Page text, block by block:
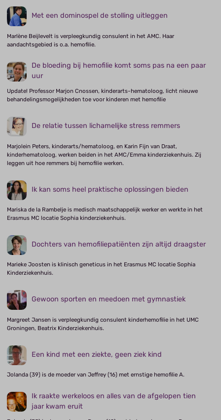
Met een dominospel de stolling uitleggen
Marlène Beijlevelt is verpleegkundig consulent in het AMC. Haar
aandachtsgebied is o.a. hemofilie.
De bloeding bij hemofilie komt soms pas na een paar
uur
Update! Professor Marjon Cnossen, kinderarts-hematoloog, licht nieuwe
behandelingsmogelijkheden toe voor kinderen met hemofilie
De relatie tussen lichamelijke stress remmers
Marjolein Peters, kinderarts/hematoloog, en Karin Fijn van Draat,
kinderhematoloog, werken beiden in het AMC/Emma kinderziekenhuis. Zij
leggen uit hoe remmers bij hemofilie werken.
Ik kan soms heel praktische oplossingen bieden
Mariska de la Rambelje is medisch maatschappelijk werker en werkte in het
Erasmus MC locatie Sophia kinderziekenhuis.
Dochters van hemofiliepatiënten zijn altijd draagster
Marieke Joosten is klinisch geneticus in het Erasmus MC locatie Sophia
Kinderziekenhuis.
Gewoon sporten en meedoen met gymnastiek
Margreet Jansen is verpleegkundig consulent kinderhemofilie in het UMC
Groningen, Beatrix Kinderziekenhuis.
Een kind met een ziekte, geen ziek kind
Jolanda (39) is de moeder van Jeffrey (16) met ernstige hemofilie A.
Ik raakte werkeloos en alles van de afgelopen tien
jaar kwam eruit